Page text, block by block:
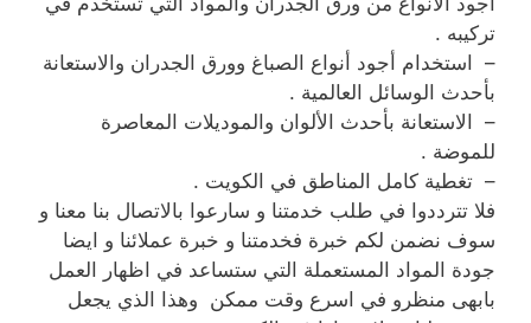
تركيبه .
– استخدام أجود أنواع الصباغ وورق الجدران والاستعانة
بأحدث الوسائل العالمية .
– الاستعانة بأحدث الألوان والموديلات المعاصرة
للموضة .
– تغطية كامل المناطق في الكويت .
فلا تترددوا في طلب خدمتنا و سارعوا بالاتصال بنا معنا و
سوف نضمن لكم خبرة فخدمتنا و خبرة عملائنا و ايضا
جودة المواد المستعملة التي ستساعد في اظهار العمل
بابهى منظرو في اسرع وقت ممكن وهذا الذي يجعل